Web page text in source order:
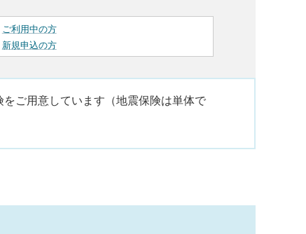
ご利用中の方
新規申込の方
ご用意しています（地震保険は単体で